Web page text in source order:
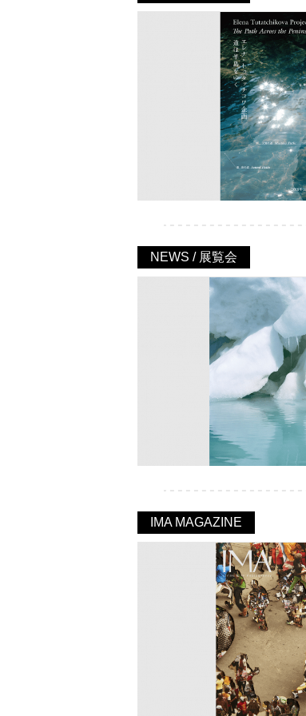
NEWS / 展覧会
IMA MAGAZINE